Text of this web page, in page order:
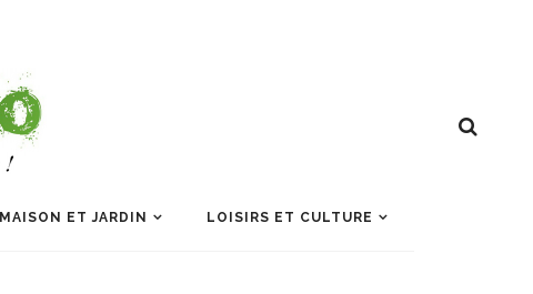
MAISON ET JARDIN LOISIRS ET CULTURE